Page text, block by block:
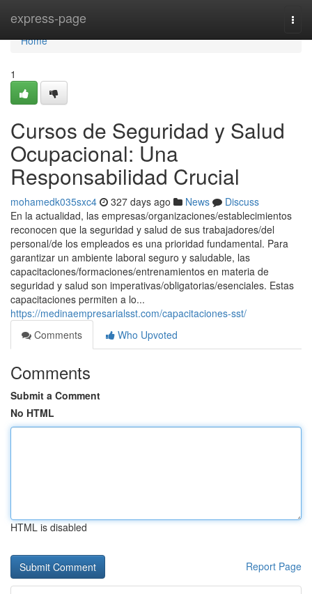
express-page
Home
Home
1
Cursos de Seguridad y Salud
Ocupacional: Una
Responsabilidad Crucial
mohamedk035sxc4 327 days ago News
Discuss
En la actualidad, las empresas/organizaciones/establecimientos
reconocen que la seguridad y salud de sus trabajadores/del
personal/de los empleados es una prioridad fundamental. Para
garantizar un ambiente laboral seguro y saludable, las
capacitaciones/formaciones/entrenamientos en materia de
seguridad y salud son imperativas/obligatorias/esenciales. Estas
capacitaciones permiten a lo...
https://medinaempresarialsst.com/capacitaciones-sst/
Comments
Who Upvoted
Comments
Submit a Comment
No HTML
HTML is disabled
Report Page